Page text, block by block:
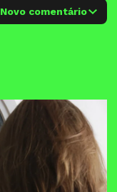
Novo comentário